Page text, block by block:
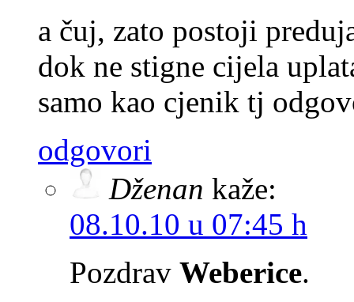
a čuj, zato postoji
dok ne stigne cijela
samo kao cjenik tj
odgovori
Dženan kaže:
08.10.10 u 07:45 h
Pozdrav Weberice.